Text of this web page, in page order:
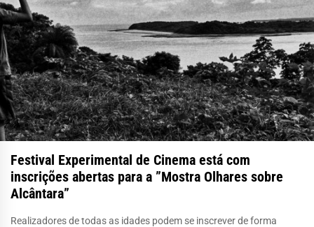
Festival Experimental de Cinema está com
inscrições abertas para a ”Mostra Olhares sobre
Alcântara”
Realizadores de todas as idades podem se inscrever de forma